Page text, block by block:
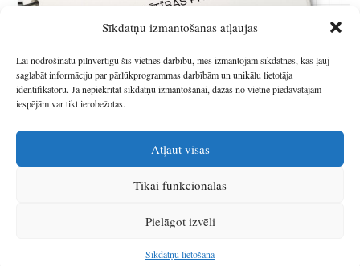
Sīkdatņu izmantošanas atļaujas
Lai nodrošinātu pilnvērtīgu šīs vietnes darbību, mēs izmantojam sīkdatnes, kas ļauj
saglabāt informāciju par pārlūkprogrammas darbībām un unikālu lietotāja
identifikatoru. Ja nepiekrītat sīkdatņu izmantošanai, dažas no vietnē piedāvātajām
iespējām var tikt ierobežotas.
Atļaut visas
Tikai funkcionālās
Pielāgot izvēli
Sīkdatņu lietošana
IzstrādātājsSIA Info